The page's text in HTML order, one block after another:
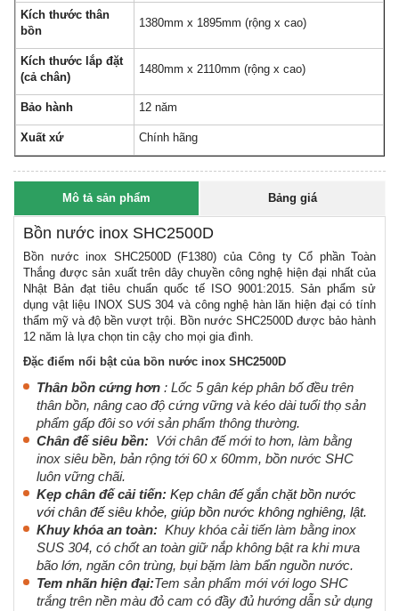
Kích thước thân
bồn
1380mm x 1895mm (rộng x cao)
Kích thước lắp đặt
(cả chân)
1480mm x 2110mm (rộng x cao)
Bảo hành 12 năm
Xuất xứ Chính hãng
Mô tả sản phẩm Bảng giá
Bồn nước inox SHC2500D
Bồn nước inox SHC2500D (F1380) của Công ty Cổ phần Toàn
Thắng được sản xuất trên dây chuyền công nghệ hiện đại nhất của
Nhật Bản đạt tiêu chuẩn quốc tế ISO 9001:2015. Sản phẩm sử
dụng vật liệu INOX SUS 304 và công nghệ hàn lăn hiện đại có tính
thẩm mỹ và độ bền vượt trội. Bồn nước SHC2500D được bảo hành
12 năm là lựa chọn tin cậy cho mọi gia đình.
Đặc điểm nổi bật của bồn nước inox SHC2500D
Thân bồn cứng hơn : Lốc 5 gân kép phân bố đều trên
thân bồn, nâng cao độ cứng vững và kéo dài tuổi thọ sản
phẩm gấp đôi so với sản phẩm thông thường.
Chân đế siêu bền: Với chân đế mới to hơn, làm bằng
inox siêu bền, bản rộng tới 60 x 60mm, bồn nước SHC
luôn vững chãi.
Kẹp chân đế cải tiến: Kẹp chân đế gắn chặt bồn nước
với chân đế siêu khỏe, giúp bồn nước không nghiêng, lật.
Khuy khóa an toàn: Khuy khóa cải tiến làm bằng inox
SUS 304, có chốt an toàn giữ nắp không bật ra khi mưa
bão lớn, ngăn côn trùng, bụi bặm làm bẩn nguồn nước.
Tem nhãn hiện đại:Tem sản phẩm mới với logo SHC
trắng trên nền màu đỏ cam có đầy đủ hướng dẫn sử dụng